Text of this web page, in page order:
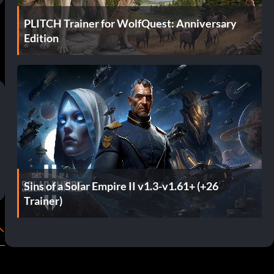
PLITCH Trainer for WolfQuest: Anniversary
Edition
Sins of a Solar Empire II v1.3-v1.61+ (+26
Trainer)